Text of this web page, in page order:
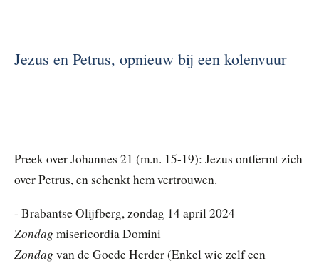
Jezus en Petrus, opnieuw bij een kolenvuur
Preek over Johannes 21 (m.n. 15-19): Jezus ontfermt zich
over Petrus, en schenkt hem vertrouwen.
- Brabantse Olijfberg, zondag 14 april 2024
Zondag misericordia Domini
Zondag van de Goede Herder (Enkel wie zelf een